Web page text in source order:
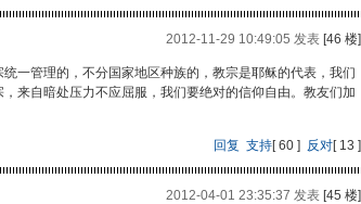
2012-11-29 10:49:05 发表[46 楼]
一管理的，不分国家地区种族的，教宗是耶稣的代表，我们
来自暗处压力不应屈服，我们要绝对的信仰自由。教友们加
回复 支持[60 ] 反对[13 ]
2012-04-01 23:35:37 发表[45 楼]